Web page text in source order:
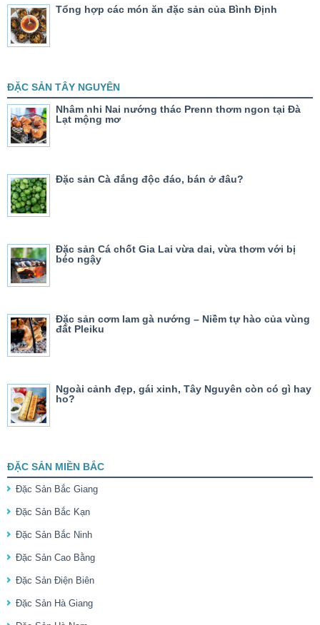
Tổng hợp các món ăn đặc sản của Bình Định
ĐẶC SẢN TÂY NGUYÊN
Nhâm nhi Nai nướng thác Prenn thơm ngon tại Đà
Lạt mộng mơ
Đặc sản Cà đắng độc đáo, bán ở đâu?
Đặc sản Cá chốt Gia Lai vừa dai, vừa thơm với bị
béo ngậy
Đặc sản cơm lam gà nướng – Niềm tự hào của vùng
đất Pleiku
Ngoài cảnh đẹp, gái xinh, Tây Nguyên còn có gì hay
ho?
ĐẶC SẢN MIỀN BẮC
Đặc Sản Bắc Giang
Đặc Sản Bắc Kạn
Đặc Sản Bắc Ninh
Đặc Sản Cao Bằng
Đặc Sản Điện Biên
Đặc Sản Hà Giang